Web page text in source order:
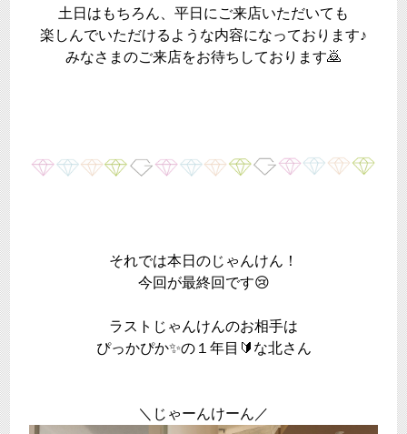
土日はもちろん、平日にご来店いただいても
楽しんでいただけるような内容になっております♪
みなさまのご来店をお待ちしております🙇
それでは本日のじゃんけん！
今回が最終回です😢
ラストじゃんけんのお相手は
ぴっかぴか✨の１年目🔰な北さん
＼じゃーんけーん／